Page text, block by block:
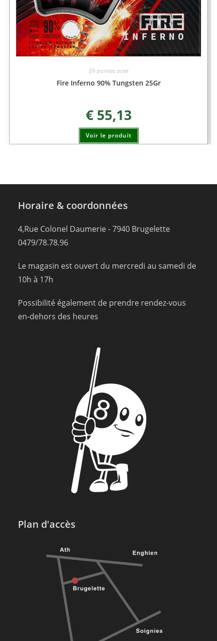
Eh pointes acier
Fire Inferno 90% Tungsten 25Gr
€55,13
Voir le produit
Horaire & coordonnées
4,Rue Colonel Daumerie - 7940 Brugelette
0479/78.78.96
Le magasin est ouvert du mercredi au samedi de
10h à 17h
Possibilité également de prendre rendez-vous
en-dehors des heures
Plan d'accès